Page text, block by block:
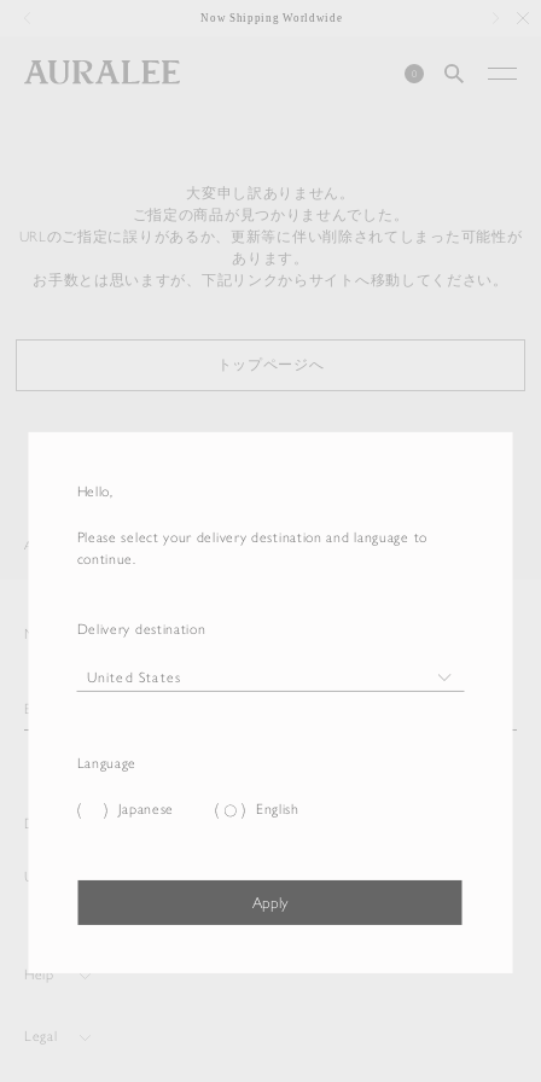
Hello,
Please select your delivery destination and language to
continue.
Delivery destination
Language
Japanese English
Apply
Now Shipping Worldwide
0
大変申し訳ありません。
ご指定の商品が見つかりませんでした。
URLのご指定に誤りがあるか、更新等に伴い削除されてしまった可能性が
あります。
お手数とは思いますが、下記リンクからサイトへ移動してください。
トップページへ
AURALEE ITEM
Newsletter
Delivery destination and Language
United States English
Help
Legal